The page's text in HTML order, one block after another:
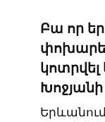
Բա որ
կոտրվել